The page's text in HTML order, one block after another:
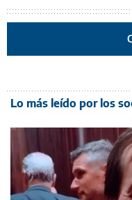
Lo más leído por los